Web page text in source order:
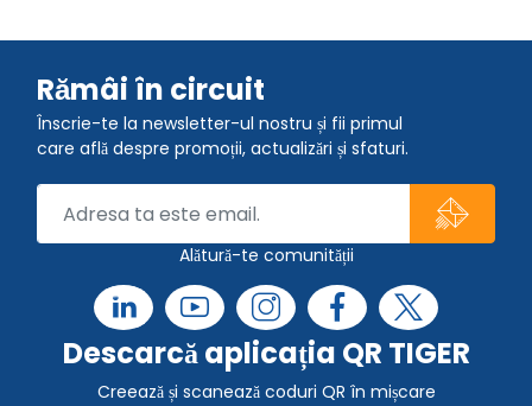
Rămâi în circuit
Înscrie-te la newsletter-ul nostru și fii primul
care află despre promoții, actualizări și sfaturi.
Alătură-te comunității
Descarcă aplicația QR TIGER
Creează și scanează coduri QR în mișcare